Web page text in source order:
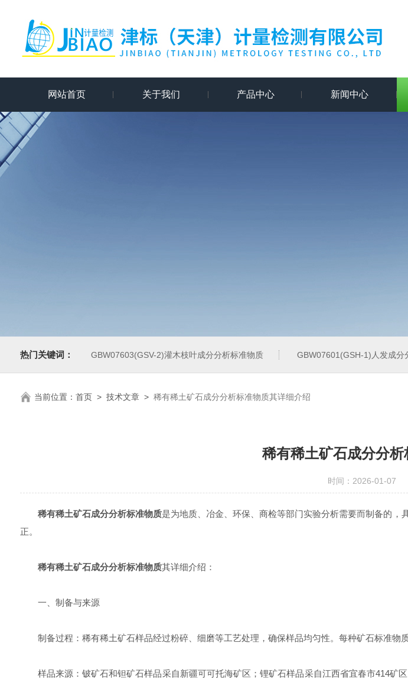
网站首页 关于我们 产品中心 新闻中心
热门关键词： GBW07603(GSV-2)灌木枝叶成分分析标准物质 GBW07601(GSH-1)人发成分
当前位置： 首页> 技术文章> 稀有稀土矿石成分分析标准物质其详细介绍
稀有稀土矿石成分分
时间：2026-01-07
稀有稀土矿石成分分析标准物质是为地质、冶金、环保、商检等部门实验分析需要而制备的
正。
稀有稀土矿石成分分析标准物质其详细介绍：
一、制备与来源
制备过程：稀有稀土矿石样品经过粉碎、细磨等工艺处理，确保样品均匀性。每种矿石标准物质
样品来源：铍矿石和钽矿石样品采自新疆可可托海矿区；锂矿石样品采自江西省宜春市414矿